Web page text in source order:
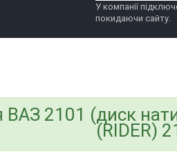
У компанії
покидаючи сайту.
ВАЗ 2101 (диск
(RIDER)